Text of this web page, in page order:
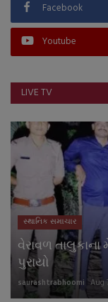
Facebook
Youtube
LIVE TV
સ્થાનિક સમાચાર
વેરાવળ તાલુકાના
પુરાયો
saurashtrabhoomi Aug